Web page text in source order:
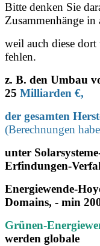
Bitte denken Sie
Zusammenhänge in
weil auch diese
fehlen.
z. B. den Umbau
25 Milliarden €,
der gesamten
(Berechnungen
unter
Erfindungen-
Energiewende-
Domains, - min
Grünen-
werden globale